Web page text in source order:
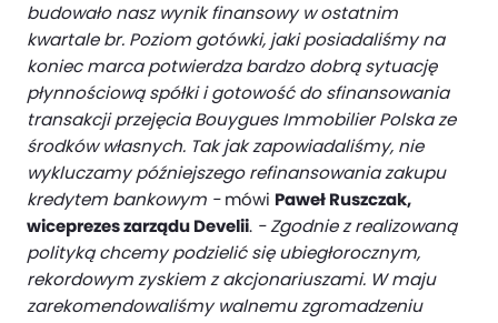
budowało nasz wynik finansowy w ostatnim
kwartale br. Poziom gotówki, jaki posiadaliśmy na
koniec marca potwierdza bardzo dobrą sytuację
płynnościową spółki i gotowość do sfinansowania
transakcji przejęcia Bouygues Immobilier Polskaze
środków własnych. Tak jak zapowiadaliśmy, nie
wykluczamy późniejszego refinansowania zakupu
kredytem bankowym -mówi Paweł Ruszczak,
wiceprezes zarządu Develii. - Zgodnie z realizowaną
polityką chcemy podzielić się ubiegłorocznym,
rekordowym zyskiem z akcjonariuszami. W maju
zarekomendowaliśmy walnemu zgromadzeniu